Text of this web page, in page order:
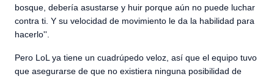
bosque, debería asustarse y huir porque aún no puede luchar
contra ti. Y su velocidad de movimiento le da la habilidad para
hacerlo''.
Pero LoL ya tiene un cuadrúpedo veloz, así que el equipo tuvo
que asegurarse de que no existiera ninguna posibilidad de